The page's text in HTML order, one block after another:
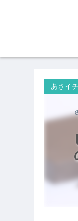
あさイ